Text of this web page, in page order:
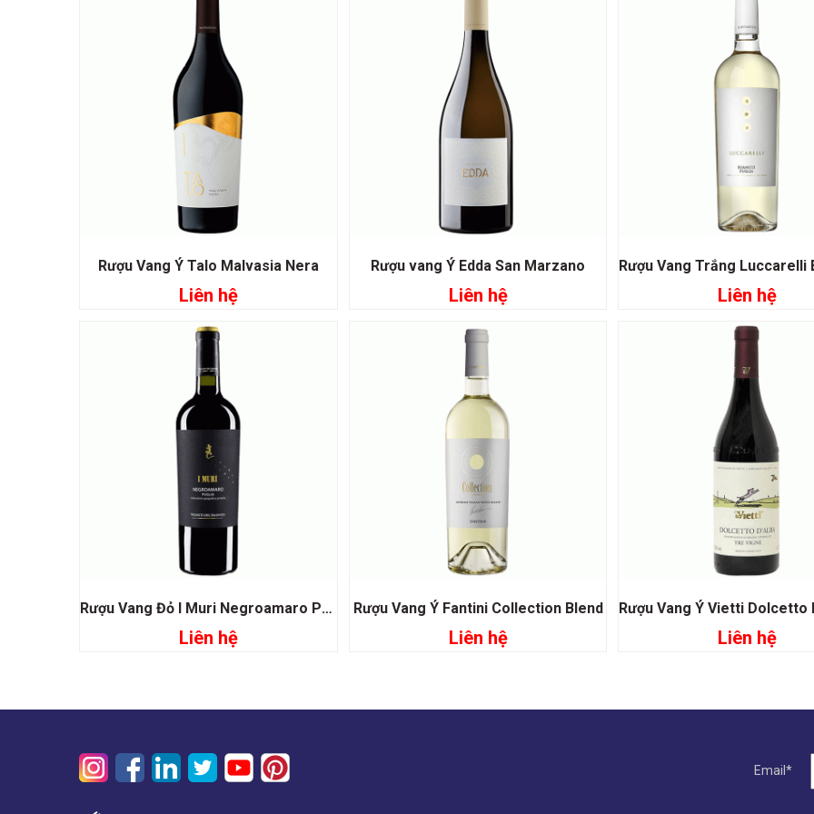
Đọc tiếp
Rượu Vang Ý Talo Malvasia Nera
Liên hệ
Đọc tiếp
Rượu vang Ý Edda San Marzano
Liên hệ
Đọc tiếp
Liên hệ
Đọc tiếp
Rượu Vang Đỏ I Muri Negroamaro Pugia
Liên hệ
Đọc tiếp
Rượu Vang Ý Fantini Collection Blend
Liên hệ
Đọc tiếp
Liên hệ
Email*